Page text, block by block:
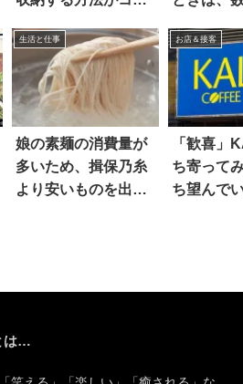
生活と仕事
娘の素麺の消費量が
多いため、揖保乃糸
より安いものを出す
お店＆接客
「歓喜」
ち寄って
ち望んで
は…